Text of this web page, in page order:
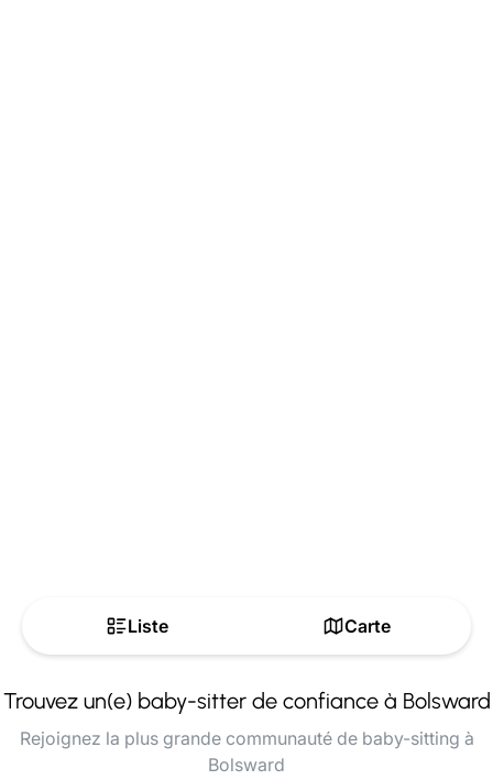
Liste Carte
Trouvez un(e) baby-sitter de confiance à Bolsward
Rejoignez la plus grande communauté de baby-sitting à
Bolsward